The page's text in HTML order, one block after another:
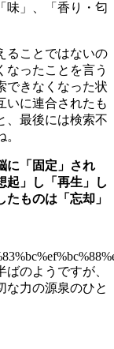
味」、「香り・匂
ることではないの
なったことを言う
できなくなった状
いに連合されたも
、最後には検索不
に「固定」され
起」し「再生」し
たものは「忘却」
のようですが、
な力の源泉のひと